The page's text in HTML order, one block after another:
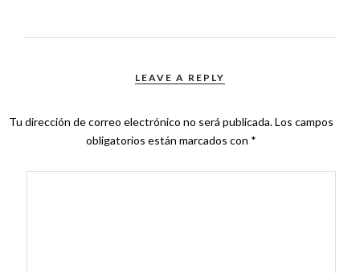
LEAVE A REPLY
Tu dirección de correo electrónico no será publicada.Los campos
obligatorios están marcados con *